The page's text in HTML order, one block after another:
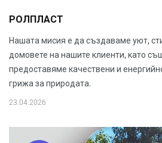
РОЛПЛАСТ
Нашата мисия е да създаваме уют,
домовете на нашите клиенти, като
предоставяме качествени и
грижа за природата.
23.04.2026